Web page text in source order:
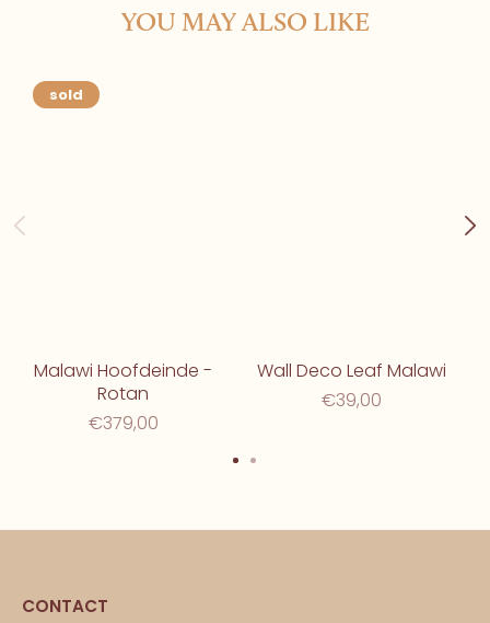
YOU MAY ALSO LIKE
sold
Malawi Hoofdeinde -
Rotan
€379,00
Wall Deco Leaf Malawi
€39,00
CONTACT